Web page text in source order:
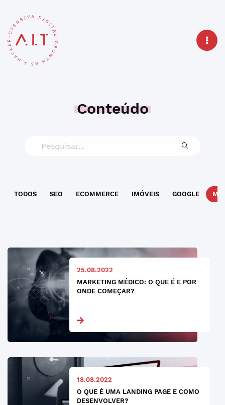
Conteúdo
TODOS SEO ECOMMERCE IMÓVEIS GOOGLE
25.08.2022
MARKETING MÉDICO: O QUE É E POR
ONDE COMEÇAR?
18.08.2022
O QUE É UMA LANDING PAGE E COMO
DESENVOLVER?